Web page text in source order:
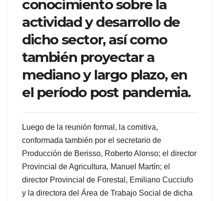
conocimiento sobre la
actividad y desarrollo de
dicho sector, así como
también proyectar a
mediano y largo plazo, en
el período post pandemia.
Luego de la reunión formal, la comitiva,
conformada también por el secretario de
Producción de Berisso, Roberto Alonso; el director
Provincial de Agricultura, Manuel Martín; el
director Provincial de Forestal, Emiliano Cucciufo
y la directora del Área de Trabajo Social de dicha